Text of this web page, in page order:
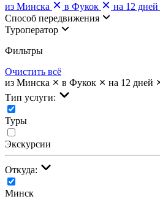
из Минска
в Фукок на 12 дней
Cпособ передвижения
Туроператор
Фильтры
Очистить всё
из Минска
в Фукок на 12 дней
Тип услуги:
Туры
Экскурсии
Откуда:
Минск